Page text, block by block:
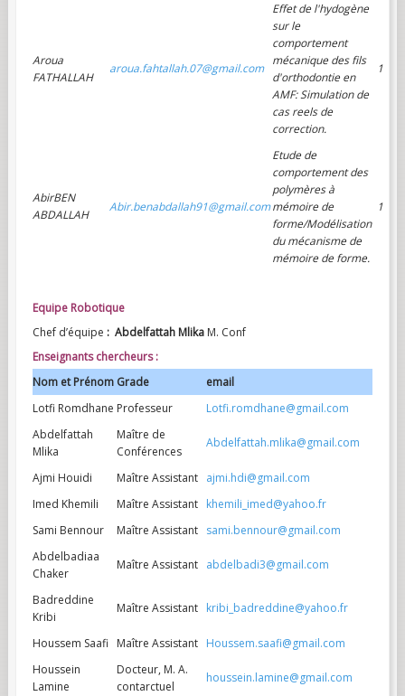
Aroua
FATHALLAH
aroua.fahtallah.07@gmail.com
Effet de l'hydogène
sur le
comportement
mécanique des fils
d'orthodontie en
AMF: Simulation de
cas reels de
correction.
1
AbirBEN
ABDALLAH
Abir.benabdallah91@gmail.com
Etude de
comportement des
polymères à
mémoire de
forme/Modélisation
du mécanisme de
mémoire de forme.
1
Equipe Robotique
Chef d’équipe : Abdelfattah MlikaM. Conf
Enseignants chercheurs :
Nom et Prénom Grade
email
Lotfi Romdhane Professeur
Lotfi.romdhane@gmail.com
Abdelfattah
Mlika
Maître de
Conférences
Abdelfattah.mlika@gmail.com
Ajmi Houidi Maître Assistant ajmi.hdi@gmail.com
Imed Khemili
Maître Assistant khemili_imed@yahoo.fr
Sami Bennour
Maître Assistant sami.bennour@gmail.com
Abdelbadiaa
Chaker
Maître Assistant abdelbadi3@gmail.com
Badreddine
Kribi
Maître Assistant kribi_badreddine@yahoo.fr
Houssem Saafi Maître Assistant Houssem.saafi@gmail.com
Houssein
Lamine
Docteur, M. A.
contarctuel
houssein.lamine@gmail.com